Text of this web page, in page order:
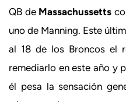
QB de Massachussetts
uno de Manning. Este
al 18 de los Broncos el
remediarlo en este año y
él pesa la sensación